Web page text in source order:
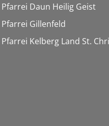
Pfarrei Daun Heilig Geist
Pfarrei Gillenfeld
Pfarrei Kelberg Land St.